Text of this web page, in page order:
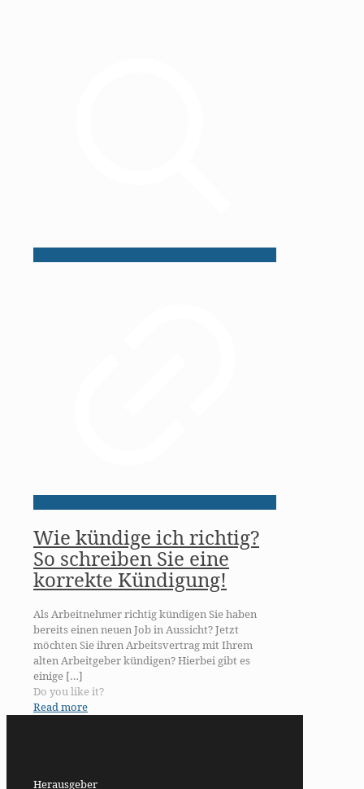
Wie kündige ich richtig?
So schreiben Sie eine
korrekte Kündigung!
Als Arbeitnehmer richtig kündigen Sie haben
bereits einen neuen Job in Aussicht? Jetzt
möchten Sie ihren Arbeitsvertrag mit Ihrem
alten Arbeitgeber kündigen? Hierbei gibt es
einige […]
Do you like it?
Read more
Herausgeber